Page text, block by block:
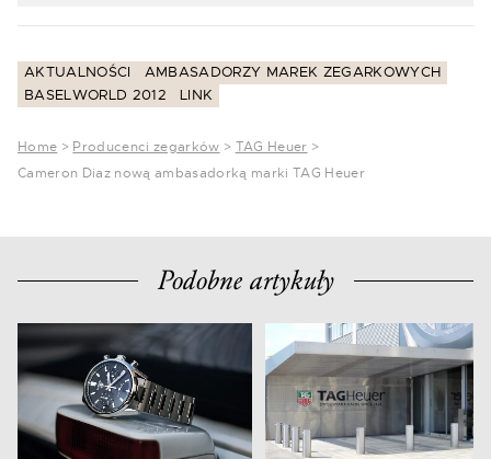
AKTUALNOŚCI
AMBASADORZY MAREK ZEGARKOWYCH
BASELWORLD 2012
LINK
Home > Producenci zegarków > TAG Heuer >
Cameron Diaz nową ambasadorką marki TAG Heuer
Podobne artykuły